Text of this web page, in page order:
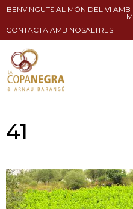
BENVINGUTS AL MÓN DEL VI
CONTACTA AMB NOSALTRES
41